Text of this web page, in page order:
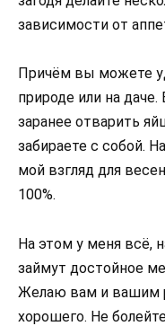
зависимости от
Причём вы можете
природе или на
заранее отварить
забираете с собой.
мой взгляд для
100%.
На этом у меня всё,
займут достойное
Желаю вам и вашим
хорошего. Не